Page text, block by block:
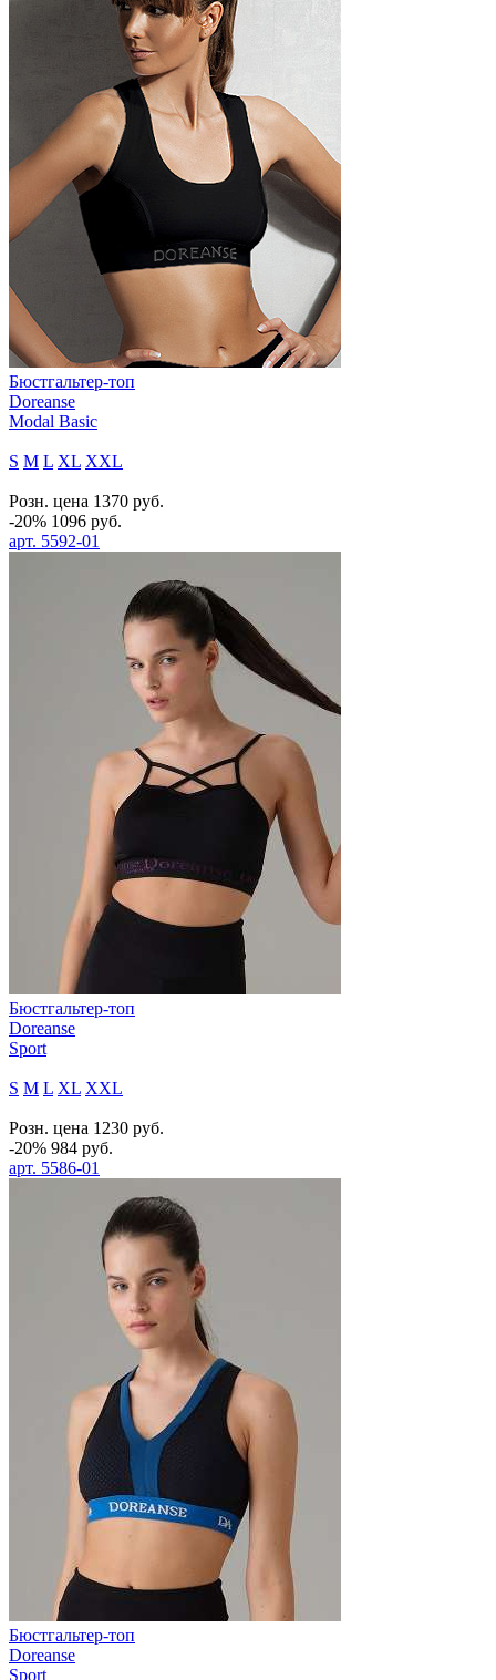
Бюстгальтер-топ
Doreanse
Modal Basic
S M L XL XXL
Розн. цена 1370 руб.
-20% 1096 руб.
арт. 5592-01
Бюстгальтер-топ
Doreanse
Sport
S M L XL XXL
Розн. цена 1230 руб.
-20% 984 руб.
арт. 5586-01
Бюстгальтер-топ
Doreanse
Sport